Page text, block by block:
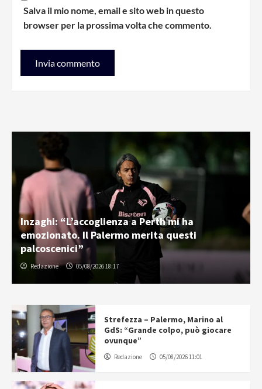
Salva il mio nome, email e sito web in questo
browser per la prossima volta che commento.
Inzaghi: “L’accoglienza a Perth mi ha
emozionato. Il Palermo merita questi
palcoscenici”
Redazione 05/08/2026 18:17
Strefezza – Palermo, Marino al
GdS: “Grande colpo, può giocare
ovunque”
Redazione 05/08/2026 11:01